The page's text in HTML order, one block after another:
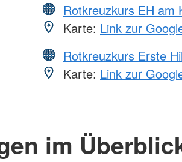
Rotkreuzkurs EH am
Karte: Link zur
Rotkreuzkurs Erste
Karte: Link zur
im